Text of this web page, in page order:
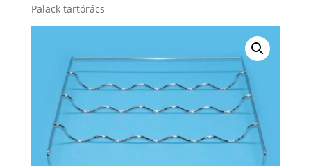
Palack tartórács